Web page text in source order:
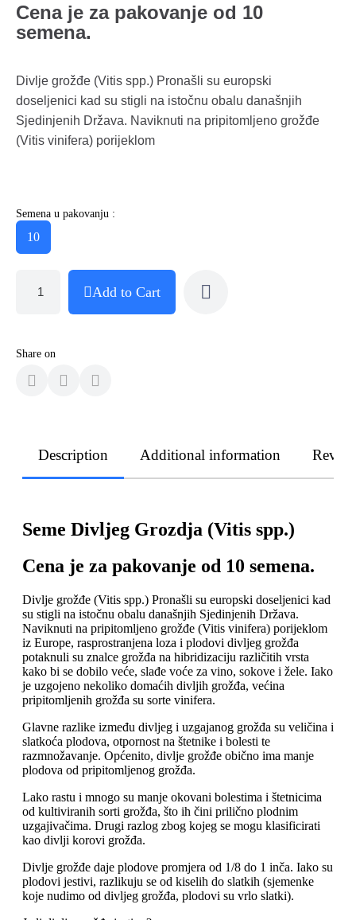
Cena je za pakovanje od 10
semena.
Divlje grožđe (Vitis spp.) Pronašli su europski
doseljenici kad su stigli na istočnu obalu današnjih
Sjedinjenih Država. Naviknuti na pripitomljeno grožđe
(Vitis vinifera) porijeklom
Semena u pakovanju :
10
Add to Cart
Share on
Description Additional information
Seme Divljeg Grozdja (Vitis spp.)
Cena je za pakovanje od 10 semena.
Divlje grožđe (Vitis spp.) Pronašli su europski doseljenici kad
su stigli na istočnu obalu današnjih Sjedinjenih Država.
Naviknuti na pripitomljeno grožđe (Vitis vinifera) porijeklom
iz Europe, rasprostranjena loza i plodovi divljeg grožđa
potaknuli su znalce grožđa na hibridizaciju različitih vrsta
kako bi se dobilo veće, slađe voće za vino, sokove i žele. Iako
je uzgojeno nekoliko domaćih divljih grožđa, većina
pripitomljenih grožđa su sorte vinifera.
Glavne razlike između divljeg i uzgajanog grožđa su veličina i
slatkoća plodova, otpornost na štetnike i bolesti te
razmnožavanje. Općenito, divlje grožđe obično ima manje
plodova od pripitomljenog grožđa.
Lako rastu i mnogo su manje okovani bolestima i štetnicima
od kultiviranih sorti grožđa, što ih čini prilično plodnim
uzgajivačima. Drugi razlog zbog kojeg se mogu klasificirati
kao divlji korovi grožđa.
Divlje grožđe daje plodove promjera od 1/8 do 1 inča. Iako su
plodovi jestivi, razlikuju se od kiselih do slatkih (sjemenke
koje nudimo od divljeg grožđa, plodovi su vrlo slatki).